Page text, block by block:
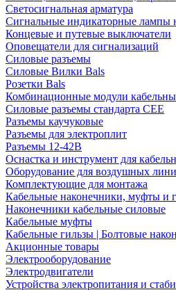
Светосигнальная арматура
Сигнальные индикаторные лампы
Концевые и путевые выключатели
Оповещатели для сигнализаций
Силовые разъемы
Силовые Вилки Bals
Розетки Bals
Комбинационные модули
Силовые разъемы стандарта CEE
Разъемы каучуковые
Разъемы для электроплит
Разъемы 12-42В
Оснастка и инструмент для
Оборудование для воздушных
Комплектующие для монтажа
Кабельные наконечники, муфты и
Наконечники кабельные силовые
Кабельные муфты
Кабельные гильзы | Болтовые
Акционные товары
Электрооборудование
Электродвигатели
Устройства электропитания и